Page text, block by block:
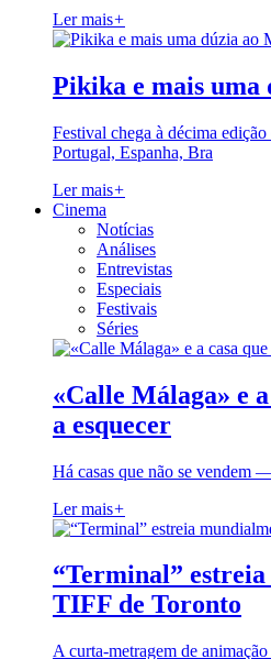
Ler mais+
Pikika e mais
Festival chega à décima
Portugal, Espanha, Bra
Ler mais+
Cinema
Notícias
Análises
Entrevistas
Especiais
Festivais
Séries
«Calle Málaga» e
a esquecer
Há casas que não se vendem
Ler mais+
“Terminal”
TIFF de Toronto
A curta-metragem de